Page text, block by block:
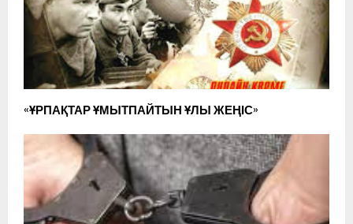
«ҰРПАҚТАР ҰМЫТПАЙТЫН ҰЛЫ ЖЕҢІС»